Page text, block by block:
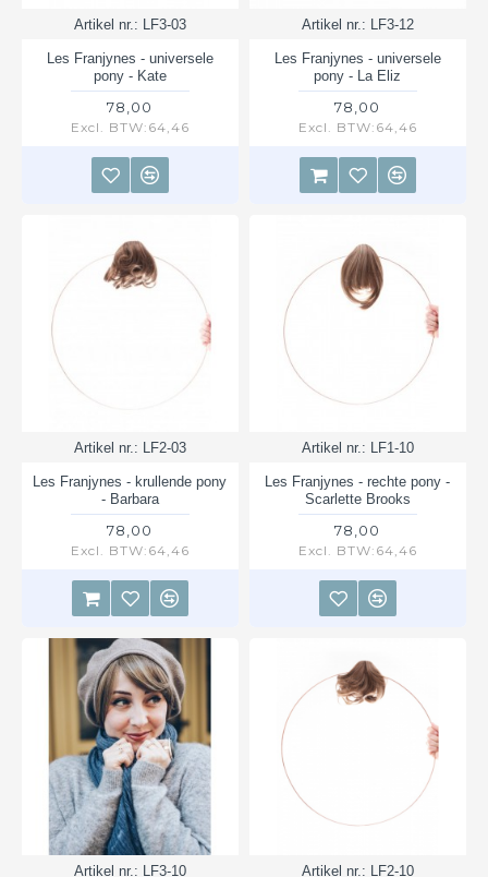
Artikel nr.: LF3-03
Les Franjynes - universele
pony - Kate
78,00
Excl. BTW:64,46
Artikel nr.: LF3-12
Les Franjynes - universele
pony - La Eliz
78,00
Excl. BTW:64,46
Artikel nr.: LF2-03
Les Franjynes - krullende pony
- Barbara
78,00
Excl. BTW:64,46
Artikel nr.: LF1-10
Les Franjynes - rechte pony -
Scarlette Brooks
78,00
Excl. BTW:64,46
Artikel nr.: LF3-10 Artikel nr.: LF2-10